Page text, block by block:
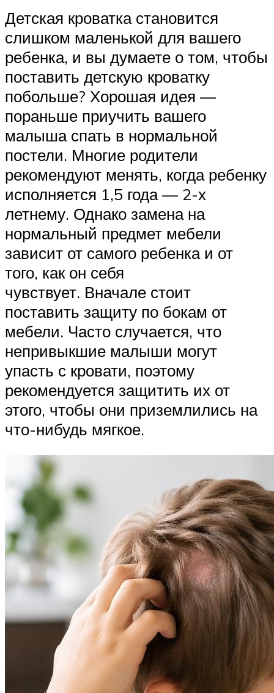
Детская кроватка становится
слишком маленькой для вашего
ребенка, и вы думаете о том, чтобы
поставить детскую кроватку
побольше? Хорошая идея —
пораньше приучить вашего
малыша спать в нормальной
постели. Многие родители
рекомендуют менять, когда ребенку
исполняется 1,5 года — 2-х
летнему. Однако замена на
нормальный предмет мебели
зависит от самого ребенка и от
того, как он себя
чувствует. Вначале стоит
поставить защиту по бокам от
мебели. Часто случается, что
непривыкшие малыши могут
упасть с кровати, поэтому
рекомендуется защитить их от
этого, чтобы они приземлились на
что-нибудь мягкое.